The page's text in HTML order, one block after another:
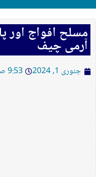
مسلح افواج اور
آرمی چیف
جنوری 1, 2024 9:53 صبح